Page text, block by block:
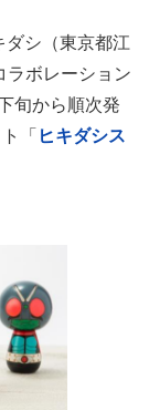
シ（東京都江
ラボレーション
旬から順次発
「 ヒキダシス